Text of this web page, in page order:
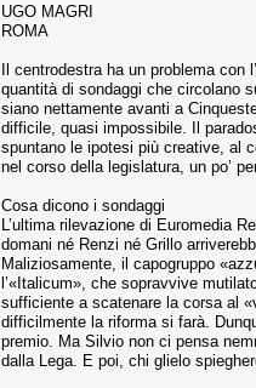
UGO MAGRI
ROMA
Il centrodestra ha un problema con
quantità di sondaggi che circolano
siano nettamente avanti a
difficile, quasi impossibile. Il
spuntano le ipotesi più creative, al
nel corso della legislatura, un po’
Cosa dicono i sondaggi
L’ultima rilevazione di Euromedia
domani né Renzi né Grillo
Maliziosamente, il capogruppo
l’«Italicum», che sopravvive
sufficiente a scatenare la corsa al
difficilmente la riforma si farà.
premio. Ma Silvio non ci pensa
dalla Lega. E poi, chi glielo